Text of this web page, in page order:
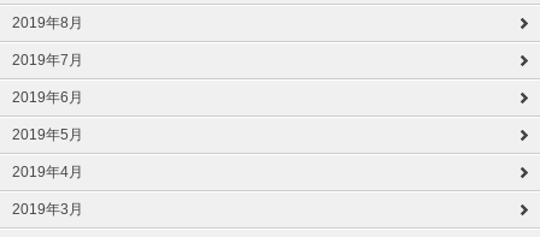
2019年8月
2019年7月
2019年6月
2019年5月
2019年4月
2019年3月